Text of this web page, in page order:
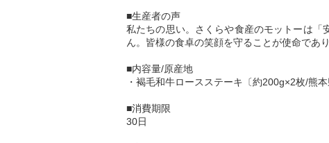
■生産者の声
私たちの思い。さくらや食産のモットーは
ん。皆様の食卓の笑顔を守ることが使命であ
■内容量/原産地
・褐毛和牛ロースステーキ〔約200g×2枚/熊本
■消費期限
30日